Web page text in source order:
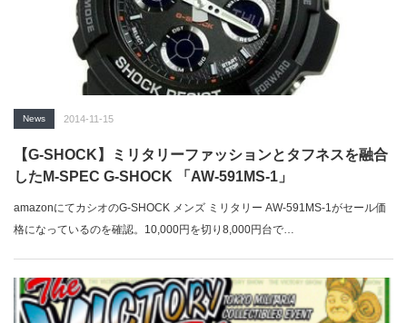
News 2014-11-15
【G-SHOCK】ミリタリーファッションとタフネスを融合
したM-SPEC G-SHOCK 「AW-591MS-1」
amazonにてカシオのG-SHOCK メンズ ミリタリー AW-591MS-1がセール価
格になっているのを確認。10,000円を切り8,000円台で…